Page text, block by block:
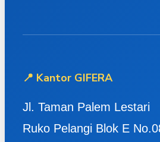
📍 Kantor GIFERA
Jl. Taman Palem Lestari
Ruko Pelangi Blok E